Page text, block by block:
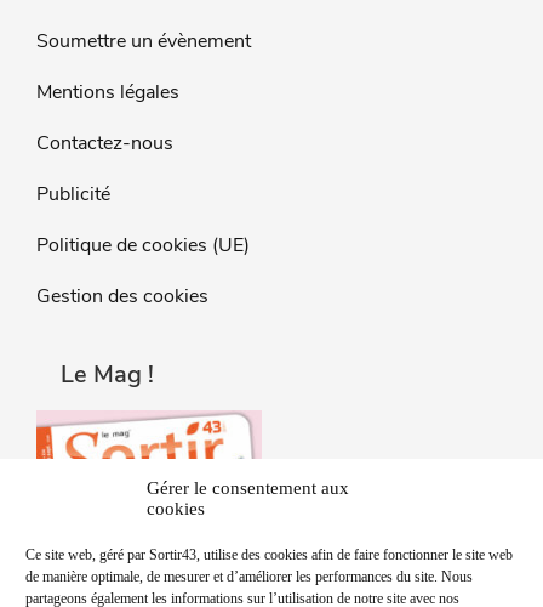
Gérer le consentement aux
cookies
Ce site web, géré par Sortir43, utilise des cookies afin de faire fonctionner le site web
de manière optimale, de mesurer et d’améliorer les performances du site. Nous
partageons également les informations sur l’utilisation de notre site avec nos
Soumettre un évènement
Mentions légales
Contactez-nous
Publicité
Politique de cookies (UE)
Gestion des cookies
Le Mag !